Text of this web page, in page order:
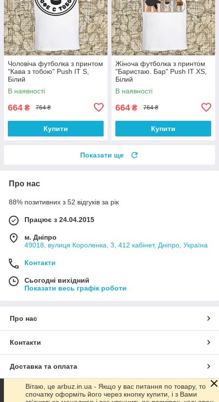
Чоловіча футболка з принтом
"Кава з тобою" Push IT S,
Білий
В наявності
664 ₴ 764 ₴
Купити
Жіноча футболка з принтом
"Баристаю. Бар" Push IT XS,
Білий
В наявності
664 ₴ 764 ₴
Купити
Показати ще
Про нас
88% позитивних з 52 відгуків за рік
Працює з 24.04.2015
м. Дніпро
49018, вулиця Короленка, 3, 412 кабінет, Дніпро, Україна
Контакти
Сьогодні вихідний
Показати весь графік роботи
Про нас
Контакти
Доставка та оплата
Графік роботи
Вітаю, це arbuz.in.ua - Якщо у вас питання по товару, то
спочатку оформіть його через кнопку купити, і з Вами